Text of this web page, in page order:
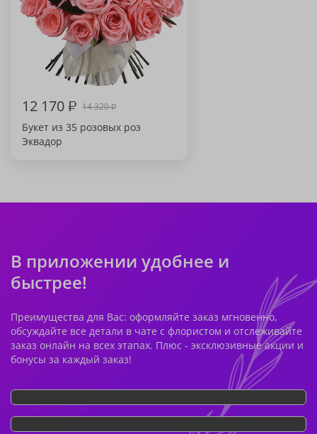
12 170₽ 14 320₽
Букет из 35 розовых роз
Эквадор
В приложении удобнее и
быстрее!
Преимущества для Вас: оформляйте заказ мгновенно,
обсуждайте все детали в чате с флористом и отслеживайте
заказ онлайн на всех этапах. Плюс - эксклюзивные акции и
бонусы за каждый заказ!